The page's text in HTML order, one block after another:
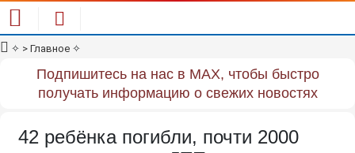
✧ > Главное ✧
Подпишитесь на нас в MAX, чтобы быстро
получать информацию о свежих новостях
42 ребёнка погибли, почти 2000